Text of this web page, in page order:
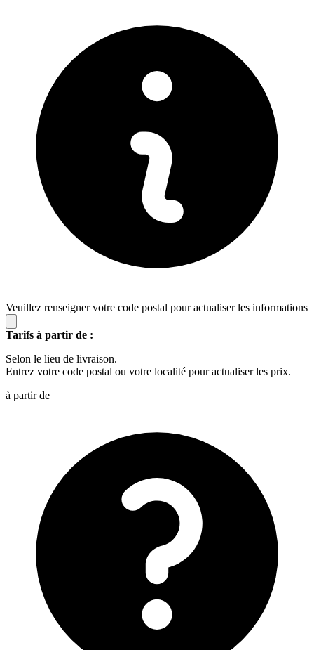
Veuillez renseigner votre code postal pour actualiser les informations
Tarifs à partir de :
Selon le lieu de livraison.
Entrez votre code postal ou votre localité pour actualiser les prix.
à partir de